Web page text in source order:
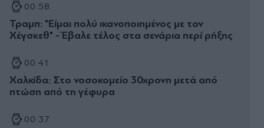
00:58
Τραμπ: "Είμαι πολύ ικανοποιημένος με τον
Χέγσκεθ" - Έβαλε τέλος στα σενάρια περί ρήξης
00:41
Χαλκίδα: Στο νοσοκομείο 30χρονη μετά από
πτώση από τη γέφυρα
00:37